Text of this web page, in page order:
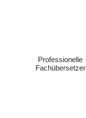
Professionelle
Fachübersetzer